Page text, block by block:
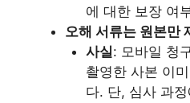
에 대한 보장 여
오해 서류는 원본만
사실: 모바일 청
촬영한 사본 이
다. 단, 심사 과